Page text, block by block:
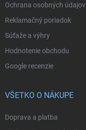
Ochrana osobných údajov
Reklamačný poriadok
Súťaže a výhry
Hodnotenie obchodu
Google recenzie
VŠETKO O NÁKUPE
Doprava a platba